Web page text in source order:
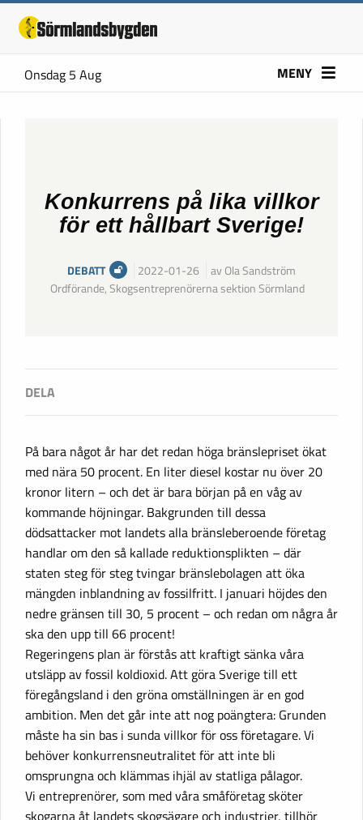
Onsdag 5 Aug MENY
Konkurrens på lika villkor
för ett hållbart Sverige!
DEBATT 2022-01-26
av Ola Sandström
Ordförande, Skogsentreprenörerna sektion Sörmland
På bara något år har det redan höga bränslepriset ökat
med nära 50 procent. En liter diesel kostar nu över 20
kronor litern – och det är bara början på en våg av
kommande höjningar. Bakgrunden till dessa
dödsattacker mot landets alla bränsleberoende företag
handlar om den så kallade reduktionsplikten – där
staten steg för steg tvingar bränslebolagen att öka
mängden inblandning av fossilfritt. I januari höjdes den
nedre gränsen till 30, 5 procent – och redan om några år
ska den upp till 66 procent!
Regeringens plan är förstås att kraftigt sänka våra
utsläpp av fossil koldioxid. Att göra Sverige till ett
föregångsland i den gröna omställningen är en god
ambition. Men det går inte att nog poängtera: Grunden
måste ha sin bas i sunda villkor för oss företagare. Vi
behöver konkurrensneutralitet för att inte bli
omsprungna och klämmas ihjäl av statliga pålagor.
Vi entreprenörer, som med våra småföretag sköter
skogarna åt landets skogsägare och industrier, tillhör